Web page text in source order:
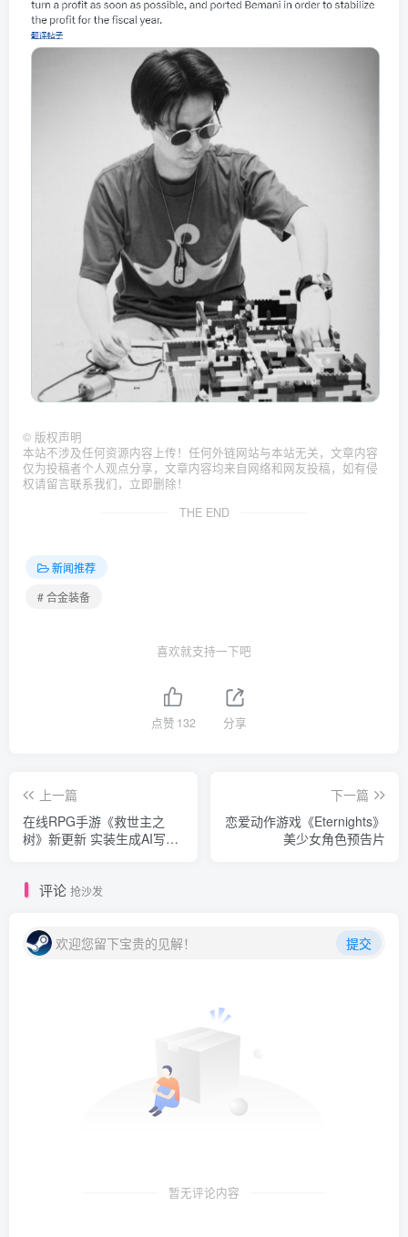
© 版权声明
本站不涉及任何资源内容上传！任何外链网站与本站无关，文章内容
仅为投稿者个人观点分享，文章内容均来自网络和网友投稿，如有侵
权请留言联系我们，立即删除！
THE END
新闻推荐
# 合金装备
喜欢就支持一下吧
点赞 132 分享
上一篇
在线RPG手游《救世主之
树》新更新 实装生成AI写真
下一篇
恋爱动作游戏《Eternights》
美少女角色预告片
评论 抢沙发
欢迎您留下宝贵的见解！ 提交
暂无评论内容